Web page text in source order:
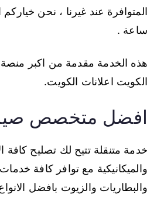
المتوافرة عند غيرنا ، نحن
ساعة .
هذه الخدمة مقدمة من اكبر منصة
الكويت اعلانات الكويت.
افضل متخصص
خدمة متنقلة تتيح لك تصليح كافة
والميكانيكية مع توافر كافة خدمات
والبطاريات والزيوت بافضل